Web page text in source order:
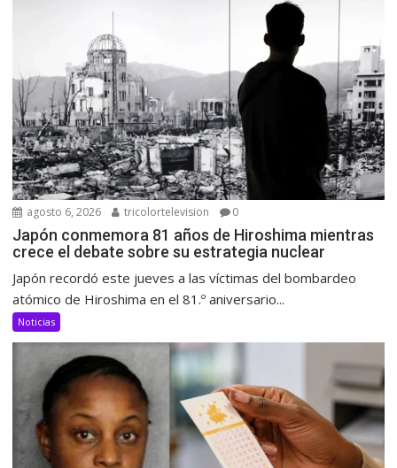
agosto 6, 2026 tricolortelevision 0
Japón conmemora 81 años de Hiroshima mientras
crece el debate sobre su estrategia nuclear
Japón recordó este jueves a las víctimas del bombardeo
atómico de Hiroshima en el 81.º aniversario...
Noticias